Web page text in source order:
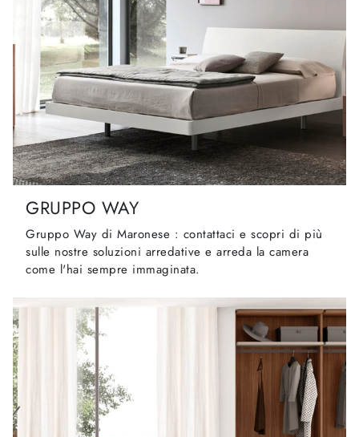
GRUPPO WAY
Gruppo Way di Maronese : contattaci e scopri di più
sulle nostre soluzioni arredative e arreda la camera
come l'hai sempre immaginata.